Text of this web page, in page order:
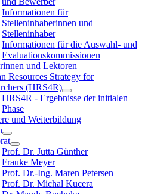
Informationen für
Stelleninhaberinnen und
Stelleninhaber
Informationen für die Auswahl- und
Evaluationskommissionen
und Lektoren
Resources Strategy for
(HRS4R)
HRS4R - Ergebnisse der initialen
Phase
und Weiterbildung
Prof. Dr. Jutta Günther
Frauke Meyer
Prof. Dr.-Ing. Maren Petersen
Prof. Dr. Michal Kucera